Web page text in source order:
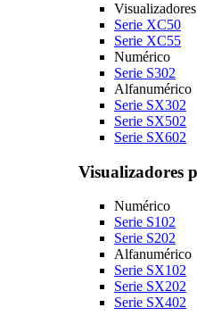
Serie XC50
Serie XC55
Numérico
Serie S302
Alfanumérico
Serie SX302
Serie SX502
Serie SX602
Visualizadores
Numérico
Serie S102
Serie S202
Alfanumérico
Serie SX102
Serie SX202
Serie SX402